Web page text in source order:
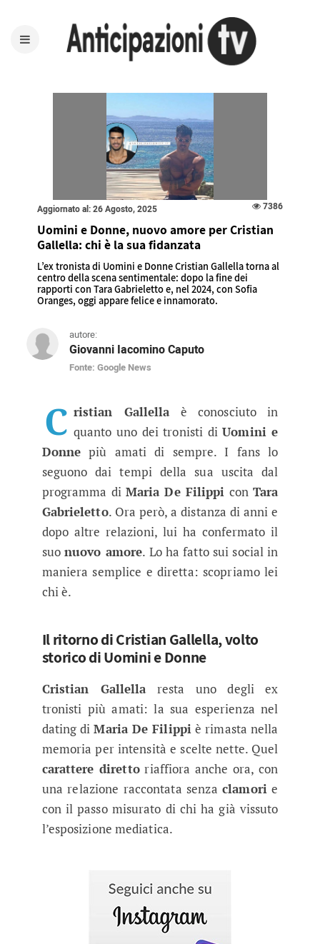
Aggiornato al: 26 Agosto, 2025 7386
Uomini e Donne, nuovo amore per Cristian
Gallella: chi è la sua fidanzata
L’ex tronista di Uomini e Donne Cristian Gallella torna al
centro della scena sentimentale: dopo la fine dei
rapporti con Tara Gabrieletto e, nel 2024, con Sofia
Oranges, oggi appare felice e innamorato.
autore:
Giovanni Iacomino Caputo
Fonte: Google News
Uomini e Donne, nuovo amore
C ristian Gallellaè conosciuto in
quanto uno dei tronisti diUomini e
Donne più amati di sempre. I fans lo
seguono dai tempi della sua uscita dal
programma di Maria De Filippi conTara
Gabrieletto. Ora però, a distanza di anni e
dopo altre relazioni, lui ha confermato il
suonuovo amore. Lo ha fatto sui social in
maniera semplice e diretta: scopriamo lei
chi è.
Il ritorno di Cristian Gallella, volto
storico di Uomini e Donne
Cristian Gallellaresta uno degli ex
tronisti più amati: la sua esperienza nel
dating diMaria De Filippiè rimasta nella
memoria per intensità e scelte nette. Quel
carattere direttoriaffiora anche ora, con
una relazione raccontata senzaclamorie
con il passo misurato di chi ha già vissuto
l’esposizione mediatica.